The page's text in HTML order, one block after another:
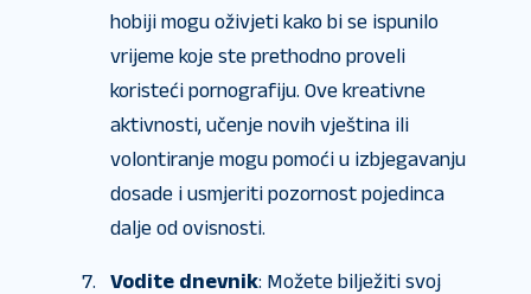
hobiji mogu oživjeti kako bi se ispunilo
vrijeme koje ste prethodno proveli
koristeći pornografiju. Ove kreativne
aktivnosti, učenje novih vještina ili
volontiranje mogu pomoći u izbjegavanju
dosade i usmjeriti pozornost pojedinca
dalje od ovisnosti.
Vodite dnevnik: Možete bilježiti svoj